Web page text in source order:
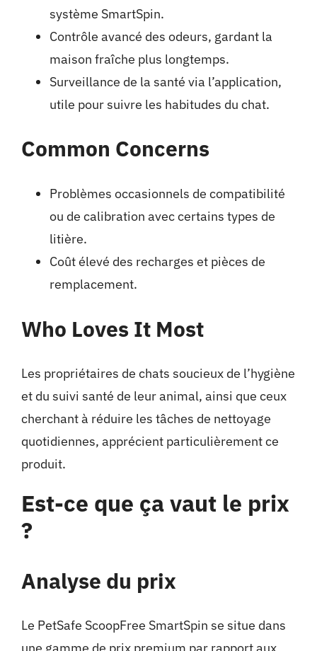
système SmartSpin.
Contrôle avancé des odeurs, gardant la
maison fraîche plus longtemps.
Surveillance de la santé via l’application,
utile pour suivre les habitudes du chat.
Common Concerns
Problèmes occasionnels de compatibilité
ou de calibration avec certains types de
litière.
Coût élevé des recharges et pièces de
remplacement.
Who Loves It Most
Les propriétaires de chats soucieux de l’hygiène
et du suivi santé de leur animal, ainsi que ceux
cherchant à réduire les tâches de nettoyage
quotidiennes, apprécient particulièrement ce
produit.
Est-ce que ça vaut le prix
?
Analyse du prix
Le PetSafe ScoopFree SmartSpin se situe dans